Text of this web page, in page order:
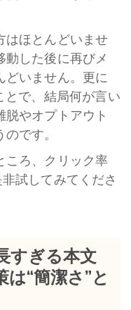
はほとんどいませ
動した後に再びメ
どいません。更に
とで、結局何が言い
やオプトアウト
です。
ころ、クリック率
試してみてくださ
すぎる本文
“簡潔さ”と